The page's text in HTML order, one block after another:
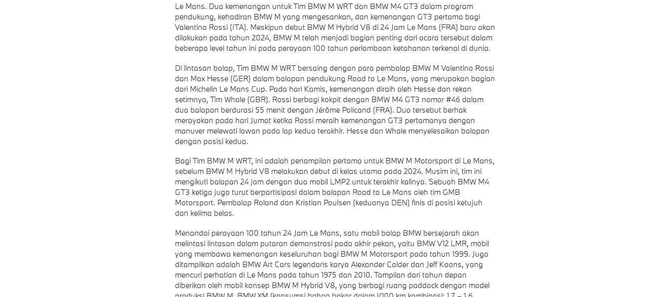
Le Mans. Dua kemenangan untuk Tim BMW M WRT dan BMW M4 GT3 dalam program
pendukung, kehadiran BMW M yang mengesankan, dan kemenangan GT3 pertama bagi
Valentino Rossi (ITA). Meskipun debut BMW M Hybrid V8 di 24 Jam Le Mans (FRA) baru akan
dilakukan pada tahun 2024, BMW M telah menjadi bagian penting dari acara tersebut dalam
beberapa level tahun ini pada perayaan 100 tahun perlombaan ketahanan terkenal di dunia.
Di lintasan balap, Tim BMW M WRT bersaing dengan para pembalap BMW M Valentino Rossi
dan Max Hesse (GER) dalam balapan pendukung Road to Le Mans, yang merupakan bagian
dari Michelin Le Mans Cup. Pada hari Kamis, kemenangan diraih oleh Hesse dan rekan
setimnya, Tim Whale (GBR). Rossi berbagi kokpit dengan BMW M4 GT3 nomor #46 dalam
dua balapan berdurasi 55 menit dengan Jérôme Policand (FRA). Duo tersebut berhak
merayakan pada hari Jumat ketika Rossi meraih kemenangan GT3 pertamanya dengan
manuver melewati lawan pada lap kedua terakhir. Hesse dan Whale menyelesaikan balapan
dengan posisi kedua.
Bagi Tim BMW M WRT, ini adalah penampilan pertama untuk BMW M Motorsport di Le Mans,
sebelum BMW M Hybrid V8 melakukan debut di kelas utama pada 2024. Musim ini, tim ini
mengikuti balapan 24 jam dengan dua mobil LMP2 untuk terakhir kalinya. Sebuah BMW M4
GT3 ketiga juga turut berpartisipasi dalam balapan Road to Le Mans oleh tim GMB
Motorsport. Pembalap Roland dan Kristian Poulsen (keduanya DEN) finis di posisi ketujuh
dan kelima belas.
Menandai perayaan 100 tahun 24 Jam Le Mans, satu mobil balap BMW bersejarah akan
melintasi lintasan dalam putaran demonstrasi pada akhir pekan, yaitu BMW V12 LMR, mobil
yang membawa kemenangan keseluruhan bagi BMW M Motorsport pada tahun 1999. Juga
ditampilkan adalah BMW Art Cars legendaris karya Alexander Calder dan Jeff Koons, yang
mencuri perhatian di Le Mans pada tahun 1975 dan 2010. Tampilan dari tahun depan
diberikan oleh mobil konsep BMW M Hybrid V8, yang berbagi ruang paddock dengan model